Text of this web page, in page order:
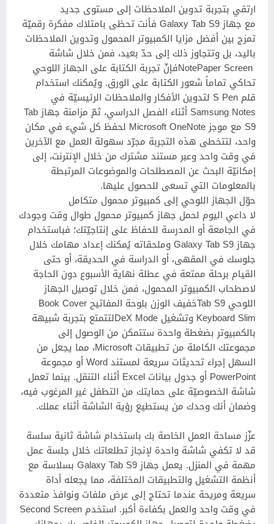
ارتقي بتجربة تدوين الملاحظات إلى مستوى جديد
مع جهاز Galaxy Tab S9 فأنت تحظى بامتلاك مفكرة رقميّة
تمزج بين أفضل مزايا الكمبيوتر المحمول وتدوين الملاحظات
باليد، بل وتتجاوز ذلك إلى حدّ بعيد، فمن خلال شاشة
‎NotePaper Screenفإنّ تجربة الكتابة على الجهاز اللوحي
تحاكي تماماً شعور الكتابة على الورق. ويُمكنك استخدام
قلم S Pen لتدوين الأفكار والملاحظات الرئيسيّة في
Samsung Notes أثناء الفصل الدراسي، ثمّ مزامنة جهاز Tab
S9 مع موجز Microsoft OneNote لحفظ كل شيء في مكان
واحد، لتتخطى هذه التجربة مجرّد سهولة العمل مع الآخرين
في وقت واحد وعبر مستند مشترك من خلال الإنترنت، إلى
إمكانيّة البحث عن المصطلحات والموضوعات المرتبطة
بالمعلومات التي تسعى للحصول عليها.
حوّل الجهاز اللوحي إلى كمبيوتر محمول متكامل
لا داعي اليوم لحمل جهاز كمبيوتر محمول طوال وقت وجودك
في الجامعة أو المدرسة للحفاظ على إنتاجيّتك؛ فباستخدام
جهاز Galaxy Tab S9 وملحقاته يُمكنك إعداد مهامك خلال
جلوسك في المقهى، أو الدراسة في الحديقة، أو حتى
القيام برحلة ممتعة في عطلة نهاية الأسبوع دون الحاجة
لاصطحاب الكمبيوتر المحمول، فمن خلال توصيل الجهاز
اللوحي Tab S9خفيف الوزن بلوحة المفاتيح Book Cover
Keyboard Slim وتشغيل DeX Modeلتتمتع بتجربة شبيهة
بالكمبيوتر بضغطة واحدة ستتمكن من الوصول إلى
مجموعتك الكاملة من تطبيقات Microsoft، مما يجعل من
السهل إجراء تحديثات سريعة لمستند Word أو مجموعة
PowerPoint أو جدول بيانات Excel أثناء التنقل. بينما تعمل
شاشة الخصوصيّة على حمايتك من التطفل غير المرغوب فيه،
وضمان أنك وحدك من يستطيع رؤية الشاشة أثناء عملك.
عزّز مساحة العمل الخاصة بك باستخدام شاشة ثانية سلسة
قد لا تكفي شاشة واحدة لإنجاز تطلعاتك خلال جلسة عمل
مهمة في المنزل. يعمل جهاز Galaxy Tab S9 بسلاسة مع
أنظمة التشغيل والتطبيقات المختلفة، مما يجعله أداة
سريعة ومريحة عندما تحتاج إلى عرض ملفات ونوافذ متعددة
في وقت واحد والعمل بكفاءة أكبر. استخدم Second Screen